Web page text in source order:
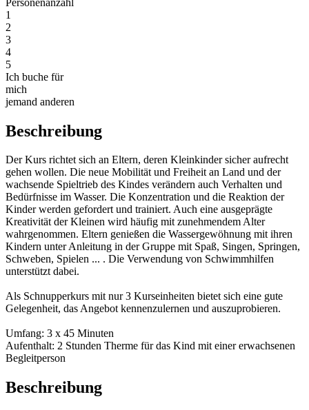
1
2
3
4
5
Ich buche für
mich
jemand anderen
Beschreibung
Der Kurs richtet sich an Eltern, deren Kleinkinder sicher aufrecht
gehen wollen. Die neue Mobilität und Freiheit an Land und der
wachsende Spieltrieb des Kindes verändern auch Verhalten und
Bedürfnisse im Wasser. Die Konzentration und die Reaktion der
Kinder werden gefordert und trainiert. Auch eine ausgeprägte
Kreativität der Kleinen wird häufig mit zunehmendem Alter
wahrgenommen. Eltern genießen die Wassergewöhnung mit ihren
Kindern unter Anleitung in der Gruppe mit Spaß, Singen, Springen,
Schweben, Spielen ... . Die Verwendung von Schwimmhilfen
unterstützt dabei.
Als Schnupperkurs mit nur 3 Kurseinheiten bietet sich eine gute
Gelegenheit, das Angebot kennenzulernen und auszuprobieren.
Umfang: 3 x 45 Minuten
Aufenthalt: 2 Stunden Therme für das Kind mit einer erwachsenen
Begleitperson
Beschreibung